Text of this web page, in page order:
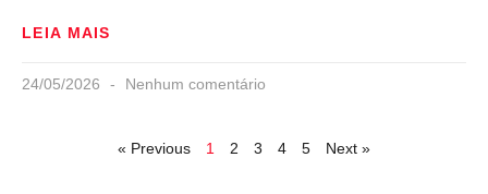
LEIA MAIS
24/05/2026 Nenhum comentário
« Previous 1 2 3 4 5 Next »